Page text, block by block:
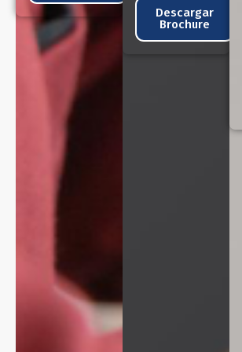
Descargar
Brochure